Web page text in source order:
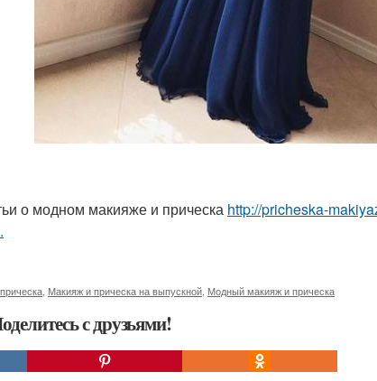
о модном макияже и прическа http://pricheska-
Макияж и прическа на выпускной Модный макияж и прическа
с друзьями!